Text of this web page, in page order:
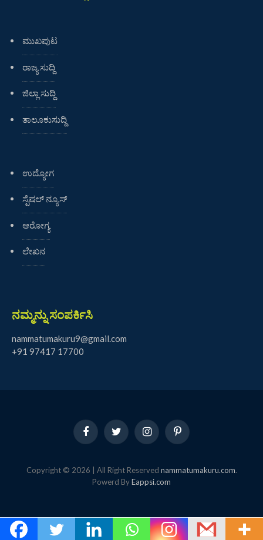
ಮುಖಪುಟ
ರಾಜ್ಯ ಸುದ್ದಿ
ಜಿಲ್ಲಾ ಸುದ್ದಿ
ತಾಲೂಕುಸುದ್ದಿ
ಉದ್ಯೋಗ
ಸ್ಪೆಷಲ್ ನ್ಯೂಸ್
ಆರೋಗ್ಯ
ಲೇಖನ
ನಮ್ಮನ್ನು ಸಂಪರ್ಕಿಸಿ
nammatumakuru9@gmail.com
+91 97417 17700
FacebookTwitter InstagramPinterest
Copyright © 2026 | All Right Reserved nammatumakuru.com.
Powerd ByEappsi.com